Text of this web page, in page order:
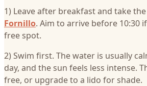
1) Leave after breakfast and take the
Fornillo. Aim to arrive before 10:30
free spot.
2) Swim first. The water is usually
day, and the sun feels less intense.
free, or upgrade to a lido for shade.